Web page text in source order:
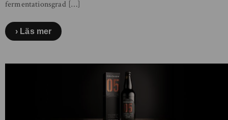
fermentationsgrad […]
Läs mer